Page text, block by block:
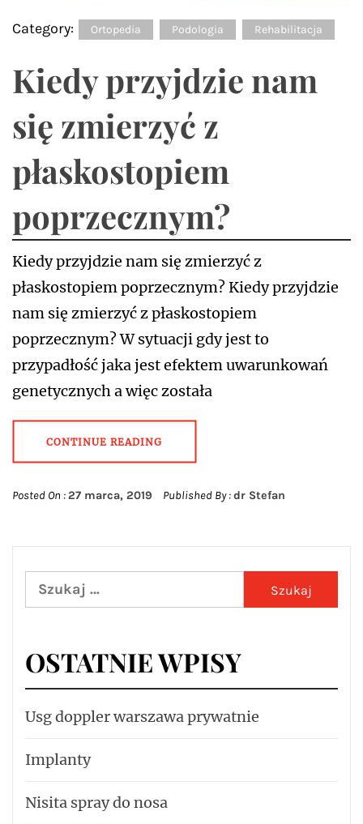
Category: Ortopedia Podologia Rehabilitacja
Kiedy przyjdzie nam
się zmierzyć z
płaskostopiem
poprzecznym?
Kiedy przyjdzie nam się zmierzyć z
płaskostopiem poprzecznym? Kiedy przyjdzie
nam się zmierzyć z płaskostopiem
poprzecznym? W sytuacji gdy jest to
przypadłość jaka jest efektem uwarunkowań
genetycznych a więc została
CONTINUE READING
Posted On :27 marca, 2019 Published By :dr Stefan
Szukaj:
OSTATNIE WPISY
Usg doppler warszawa prywatnie
Implanty
Nisita spray do nosa